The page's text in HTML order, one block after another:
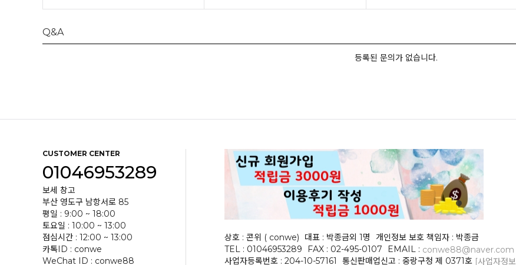
Q&A
등록된 문의가 없습니다.
CUSTOMER CENTER
01046953289
보세 창고
부산 영도구 남항서로 85
평일 : 9:00 ~ 18:00
토요일 : 10:00 ~ 13:00
점심시간 : 12:00 ~ 13:00
카톡ID : conwe
WeChat ID : conwe88
상호 : 콘위 ( conwe) 대표 : 박종금외 1명
개인정보 보호 책임자 : 박종금
TEL : 01046953289
FAX : 02-495-0107 EMAIL : conwe88@naver.com
사업자등록번호 : 204-10-57161
통신판매업신고 : 중랑구청 제 0371호 [사업자정보